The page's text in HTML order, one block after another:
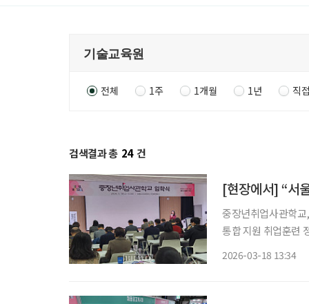
전체 1주 1개월 1년 직
검색결과 총 24 건
[현장에서] “서
중장년취업사관학교, 18일 5개 캠퍼
통합 지원 취업훈련 정규반 AI·디지털 등 6개 분야 481명 선발 “5년 동안 서울시에서 한 일 중
2026-03-18 13:34